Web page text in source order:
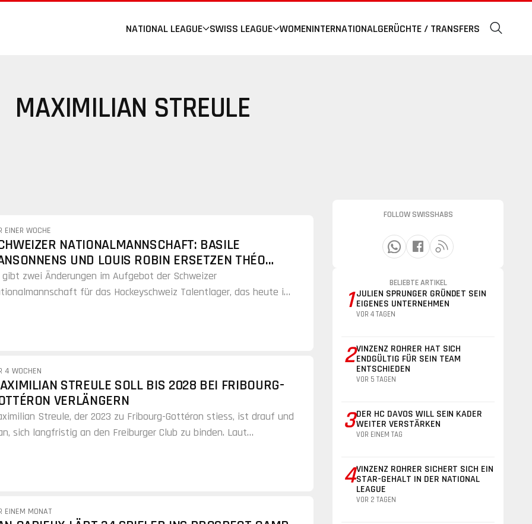
NATIONAL LEAGUE SWISS LEAGUE WOMENINTERNATIONALGERÜCHTE / TRANSFERS
MAXIMILIAN STREULE
EINER WOCHE
NATIONALMANNSCHAFT: BASILE
UND LOUIS ROBIN ERSETZEN THÉO
UND LUDVIG JOHNSON
gibt zwei Änderungen im Aufgebot der Schweizer
für das Hockeyschweiz Talentlager, das heute in
4 WOCHEN
STREULE SOLL BIS 2028 BEI FRIBOURG-
VERLÄNGERN
Streule, der 2023 zu Fribourg-Gottéron stiess, ist drauf und
sich langfristig an den Freiburger Club zu binden. Laut
EINEM MONAT
FOLLOW SWISSHABS
BELIEBTE ARTIKEL
1 JULIEN SPRUNGER GRÜNDET SEIN
EIGENES UNTERNEHMEN
VOR 4 TAGEN
2VINZENZ ROHRER HAT SICH
ENDGÜLTIG FÜR SEIN TEAM
ENTSCHIEDEN
VOR 5 TAGEN
3DER HC DAVOS WILL SEIN KADER
WEITER VERSTÄRKEN
VOR EINEM TAG
4VINZENZ ROHRER SICHERT SICH EIN
STAR-GEHALT IN DER NATIONAL
LEAGUE
VOR 2 TAGEN